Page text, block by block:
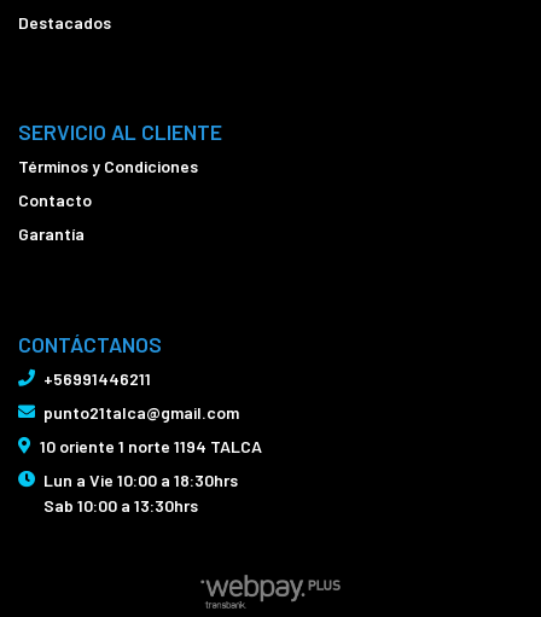
Destacados
SERVICIO AL CLIENTE
Términos y Condiciones
Contacto
Garantía
CONTÁCTANOS
+56991446211
punto21talca@gmail.com
10 oriente 1 norte 1194 TALCA
Lun a Vie 10:00 a 18:30hrs
Sab 10:00 a 13:30hrs